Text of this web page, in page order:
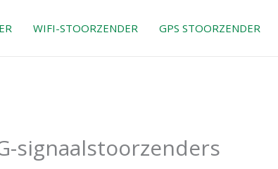
WIFI-STOORZENDER GPS STOORZENDER
signaalstoorzenders